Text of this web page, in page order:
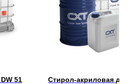
51
Стирол-акриловая